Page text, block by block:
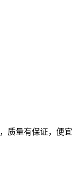
质量有保证，便宜